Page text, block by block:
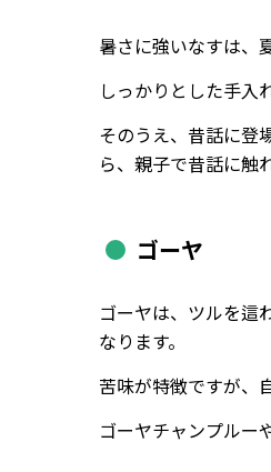
暑さに強いなすは、
しっかりとした手入
そのうえ、昔話に登
ら、親子で昔話に触
ゴーヤ
ゴーヤは、ツルを這
なります。
苦味が特徴ですが、
ゴーヤチャンプルー